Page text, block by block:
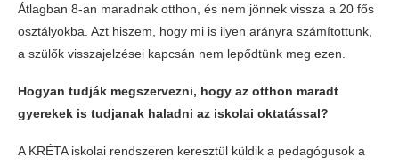
Átlagban 8-an maradnak otthon, és nem jönnek vissza a 20 fős
osztályokba. Azt hiszem, hogy mi is ilyen arányra számítottunk,
a szülők visszajelzései kapcsán nem lepődtünk meg ezen.
Hogyan tudják megszervezni, hogy az otthon maradt
gyerekek is tudjanak haladni az iskolai oktatással?
A KRÉTA iskolai rendszeren keresztül küldik a pedagógusok a